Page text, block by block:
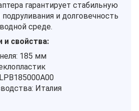
гарантирует стабильную
и долговечность
среде.
и свойства:
185 мм
Италия